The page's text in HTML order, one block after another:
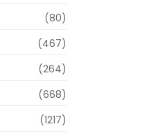
(80)
(467)
(264)
(668)
(1217)